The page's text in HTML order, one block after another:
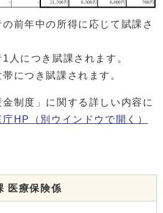
前年中の所得に応じて賦課さ
人につき賦課されます。
につき賦課されます。
金制度」に関する詳しい内容に
庁HP
（別ウインドウで開く）
医療保険係